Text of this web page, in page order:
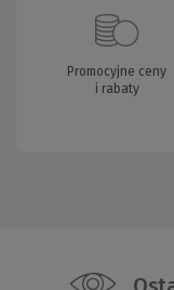
Promocyjne ceny
i rabaty